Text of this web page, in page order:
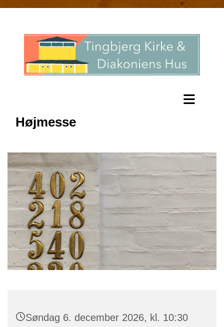
Højmesse
Søndag 6. december 2026, kl. 10:30